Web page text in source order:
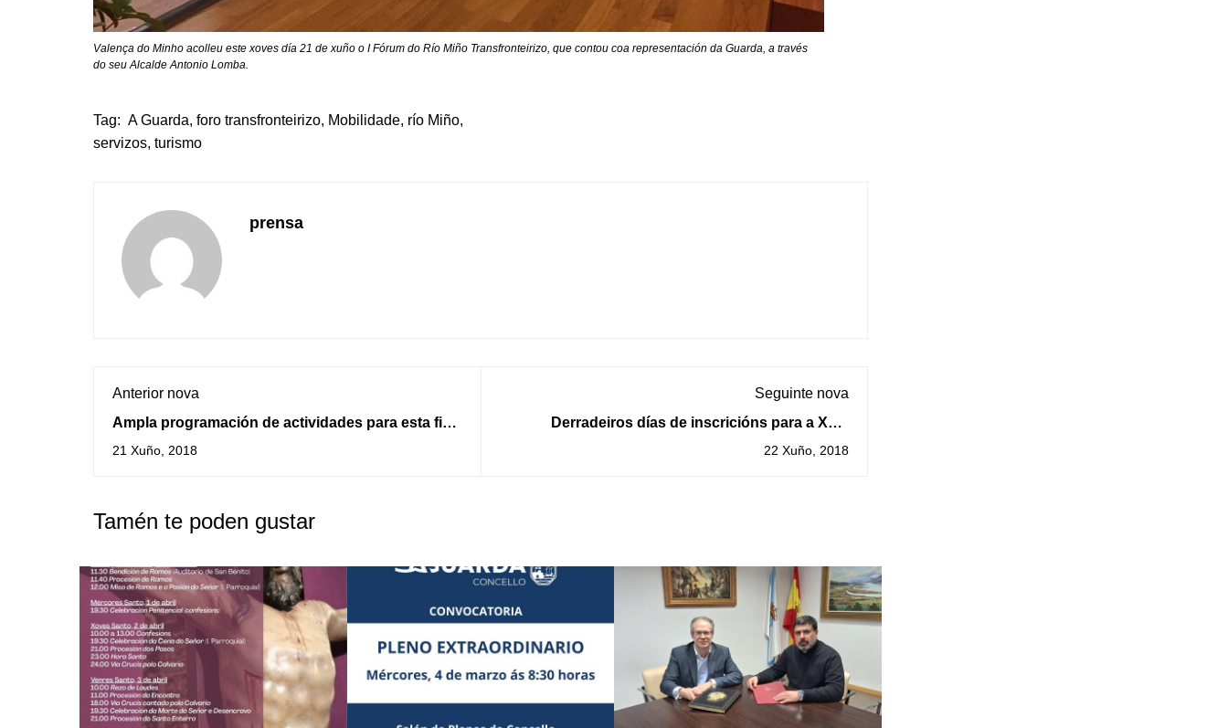
Valença do Minho acolleu este xoves día 21 de xuño o I Fórum do Río Miño Transfronteirizo, que contou coa representación da Guarda, a través
do seu Alcalde Antonio Lomba.
Tag: A Guarda, foro transfronteirizo, Mobilidade, río Miño,
servizos, turismo
prensa
Anterior nova
Ampla programación de actividades para esta fin
de semana na Guarda
21 Xuño, 2018
Seguinte nova
Derradeiros días de inscricións para a XXIII
Travesía a nado do Porto da Guarda
22 Xuño, 2018
Tamén te poden gustar